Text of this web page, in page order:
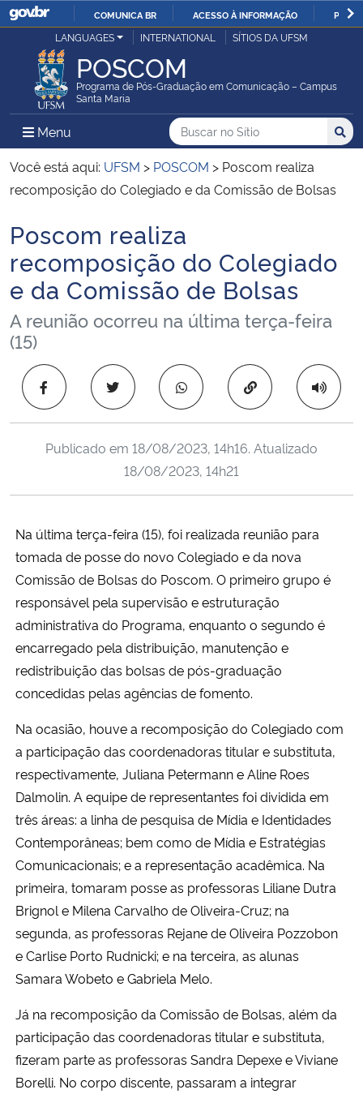
IR
PARA
O
COMUNICA BR ACESSO À INFORMAÇÃO
Ministério da Justiça e Segurança Pública
Ministério da Defesa
Ministério das Relações Exteriores
Ministério da Infraestrutura
Ministério da Agricultura, Pecuária e Abastecimento
Ministério da Educação
Ministério da Cidadania
Ministério da Saúde
Ministério do Desenvolvimento Regional
Controladoria-Geral da União
Secretaria-Geral
Secretaria de Governo
Gabinete de Segurança Institucional
Advocacia-Geral da União
Banco Central do Brasil
Planalto
LANGUAGES INTERNATIONAL SÍTIOS DA UFSM
POSCOM
Programa de Pós-Graduação em Comunicação – Campus
Santa Maria
Menu Menu Principal do Sítio
Busca
Buscar no no Sítio
Busca:
Você está aqui: UFSM > POSCOM > Poscom realiza
recomposição do Colegiado e da Comissão de Bolsas
Início do conteúdo
Poscom realiza
recomposição do Colegiado
e da Comissão de Bolsas
A reunião ocorreu na última terça-feira
(15)
Copiar para área
Publicado em 18/08/2023, 14h16. Atualizado
18/08/2023, 14h21
Na última terça-feira (15), foi realizada reunião para
tomada de posse do novo Colegiado e da nova
Comissão de Bolsas do Poscom. O primeiro grupo é
responsável pela supervisão e estruturação
administrativa do Programa, enquanto o segundo é
encarregado pela distribuição, manutenção e
redistribuição das bolsas de pós-graduação
concedidas pelas agências de fomento.
Na ocasião, houve a recomposição do Colegiado com
a participação das coordenadoras titular e substituta,
respectivamente, Juliana Petermann e Aline Roes
Dalmolin. A equipe de representantes foi dividida em
três áreas: a linha de pesquisa de Mídia e Identidades
Contemporâneas; bem como de Mídia e Estratégias
Comunicacionais; e a representação acadêmica. Na
primeira, tomaram posse as professoras Liliane Dutra
Brignol e Milena Carvalho de Oliveira-Cruz; na
segunda, as professoras Rejane de Oliveira Pozzobon
e Carlise Porto Rudnicki; e na terceira, as alunas
Samara Wobeto e Gabriela Melo.
Já na recomposição da Comissão de Bolsas, além da
participação das coordenadoras titular e substituta,
fizeram parte as professoras Sandra Depexe e Viviane
Borelli. No corpo discente, passaram a integrar